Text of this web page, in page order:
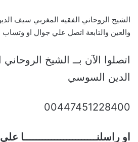
الشيخ الروحاني الفقيه المغربي سيف
والعين والتابعة اتصل علي جوال او وتساب
اتصلوا الآن بــ الشيخ
الدين السوسي
00447451228400
او راسلنــــــــــــــــــــــــا علي